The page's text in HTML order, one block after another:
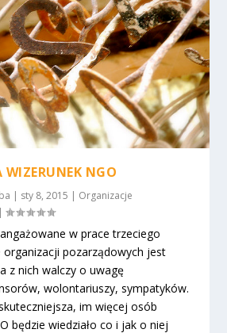
WIZERUNEK NGO
| sty 8, 2015 | Organizacje
|
w prace trzeciego
organizacji pozarządowych jest
z nich walczy o uwagę
wolontariuszy, sympatyków.
im więcej osób
będzie wiedziało co i jak o niej